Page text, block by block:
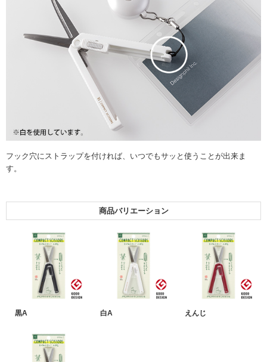
フック穴にストラップを付ければ、いつでもサッと使うことが出来ま
す。
商品バリエーション
黒A 白A えんじ